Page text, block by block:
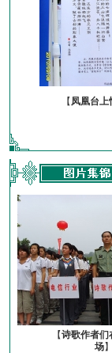
【 凤凰台上
【诗歌作者们
场】